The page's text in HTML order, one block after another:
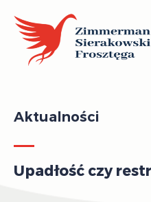
Aktualności
Upadłość czy